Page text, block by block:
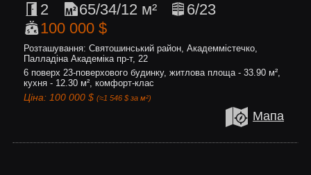
2 65/34/12 м²
6/23
100 000 $
Розташування: Святошинський район, Академмістечко,
Палладіна Академіка пр-т, 22
6 поверх 23-поверхового будинку, житлова площа - 33.90 м²,
кухня - 12.30 м², комфорт-клас
Ціна: 100 000 $ (≈1 546 $ за м²)
Мапа